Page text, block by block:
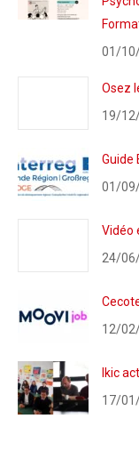
01/
Osez
19/
Guide
01/
Vidéo
24/
12/
Ikic
17/